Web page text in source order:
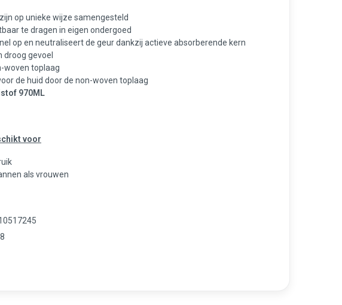
op unieke wijze samengesteld
te dragen in eigen ondergoed
op en neutraliseert de geur dankzij actieve absorberende kern
droog gevoel
woven toplaag
de huid door de non-woven toplaag
970ML
voor
als vrouwen